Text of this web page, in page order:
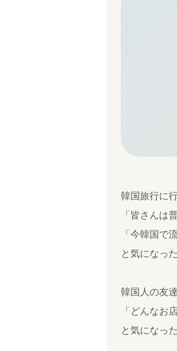
韓国旅行に
「皆さんは
「今韓国で
と気になった
韓国人の友
「どんなお
と気になっ